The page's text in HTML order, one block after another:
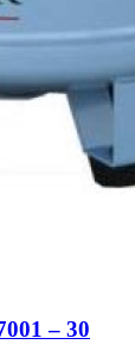
– 30